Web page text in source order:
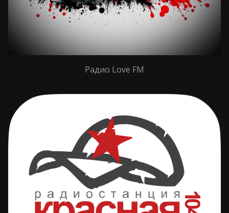
Радио Love FM